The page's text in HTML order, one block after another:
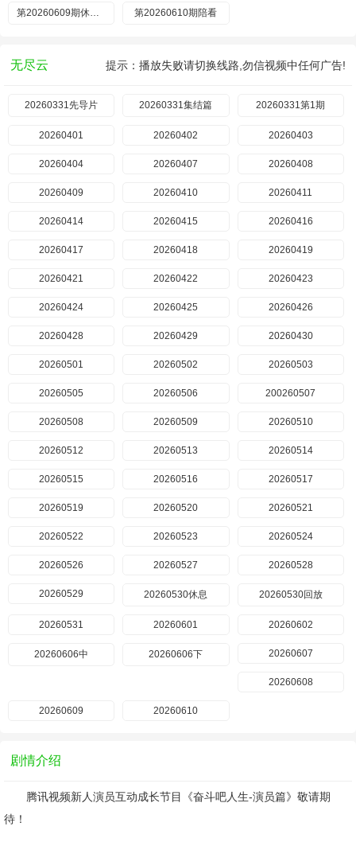
第20260609期休息一下 第20260610期陪看
无尽云 提示：播放失败请切换线路,勿信视频中任何广告!
20260331先导片 20260331集结篇 20260331第1期
20260401 20260402 20260403
20260404 20260407 20260408
20260409 20260410 20260411
20260414 20260415 20260416
20260417 20260418 20260419
20260421 20260422 20260423
20260424 20260425 20260426
20260428 20260429 20260430
20260501 20260502 20260503
20260505 20260506 200260507
20260508 20260509 20260510
20260512 20260513 20260514
20260515 20260516 20260517
20260519 20260520 20260521
20260522 20260523 20260524
20260526 20260527 20260528
20260529 20260530休息 20260530回放
20260531 20260601 20260602
20260606中 20260606下 20260607
20260608
20260609 20260610
剧情介绍
腾讯视频新人演员互动成长节目《奋斗吧人生-演员篇》敬请期
待！